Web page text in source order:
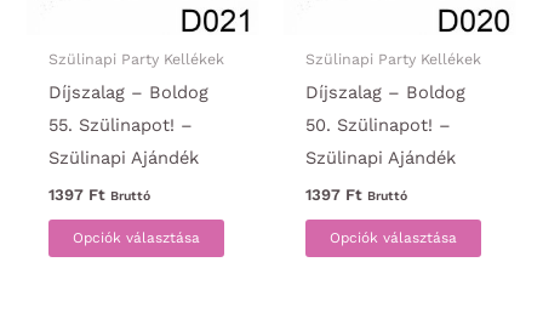
Szülinapi Party Kellékek
Díjszalag – Boldog
55. Szülinapot! –
Szülinapi Ajándék
1397 Ft Bruttó
Opciók választása
Ennek
a
Szülinapi Party Kellékek
Díjszalag – Boldog
50. Szülinapot! –
Szülinapi Ajándék
1397 Ft Bruttó
Opciók választása
Ennek
a